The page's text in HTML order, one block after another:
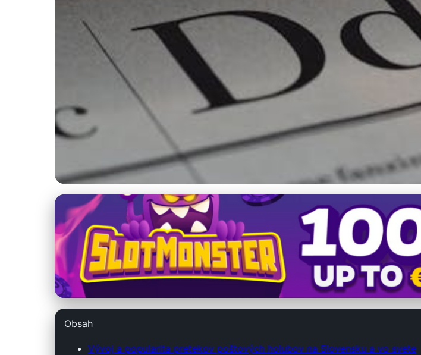
szchph.sk
Preteky Poštových Holubov:
Štandardy
Obsah
Vývoj a popularita pretekov poštových holubov na Slovensku a vo svete